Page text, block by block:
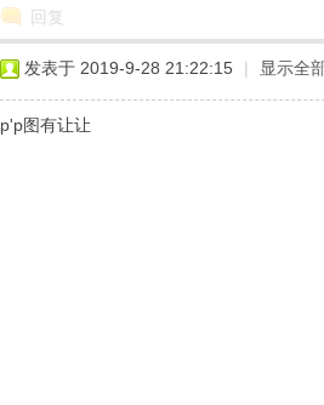
回复
发表于 2019-9-28 21:22:15 | 显示全
p'p图有让让